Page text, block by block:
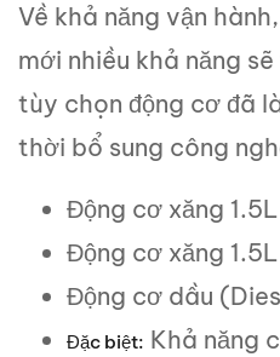
Về khả năng vận
mới nhiều khả năng
tùy chọn động cơ đã
thời bổ sung công
Động cơ xăng
Động cơ xăng
Động cơ dầu
Đặc biệt: Khả năng